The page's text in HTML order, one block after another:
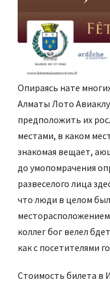
Опираясь нате
Алматы Лото
предположить их
местами, в каком
знакомая вещает,
до умопомрачения
развеселого лица
что люди в целом
коллег бог велел
как с посетителями
Стоимость билета в